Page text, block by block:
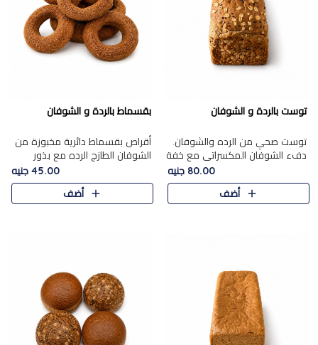
توست بالردة و الشوفان
توست صحي من الرده والشوفان.
دفء الشوفان المكسراتي مع خفة
80.00 جنيه
أضف
بقسماط بالردة و الشوفان
أقراص بقسماط دائرية مخبوزة من
الشوفان الطازج الرده مع بذور
مختارة. قرمشة الحبوب والبذور،
بداية صحية لكل صباح.
45.00 جنيه
أضف